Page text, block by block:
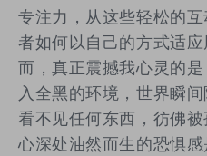
专注力，从这些轻松的
者如何以自己的方式适
而，真正震撼我心灵的
入全黑的环境，世界瞬
看不见任何东西，彷佛
心深处油然而生的恐惧